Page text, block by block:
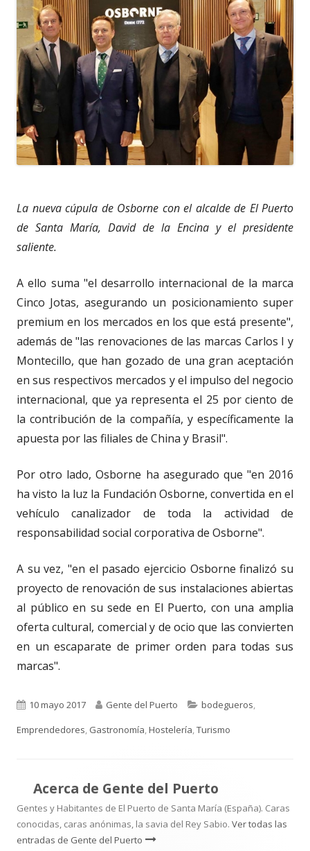
La nueva cúpula de Osborne con el alcalde de El Puerto
de Santa María, David de la Encina y el presidente
saliente.
A ello suma "el desarrollo internacional de la marca
Cinco Jotas, asegurando un posicionamiento super
premium en los mercados en los que está presente",
además de "las renovaciones de las marcas Carlos I y
Montecillo, que han gozado de una gran aceptación
en sus respectivos mercados y el impulso del negocio
internacional, que ya representa el 25 por ciento de
la contribución de la compañía, y específicamente la
apuesta por las filiales de China y Brasil".
Por otro lado, Osborne ha asegurado que "en 2016
ha visto la luz la Fundación Osborne, convertida en el
vehículo canalizador de toda la actividad de
responsabilidad social corporativa de Osborne".
A su vez, "en el pasado ejercicio Osborne finalizó su
proyecto de renovación de sus instalaciones abiertas
al público en su sede en El Puerto, con una amplia
oferta cultural, comercial y de ocio que las convierten
en un escaparate de primer orden para todas sus
marcas".
Publicado
el
10 mayo 2017 Autor
Gente del Puerto Categorías
bodegueros,
Emprendedores, Gastronomía,Hostelería,Turismo
Acerca de Gente del Puerto
Gentes y Habitantes de El Puerto de Santa María (España). Caras
conocidas, caras anónimas, la savia del Rey Sabio. Ver todas las
entradas de Gente del Puerto